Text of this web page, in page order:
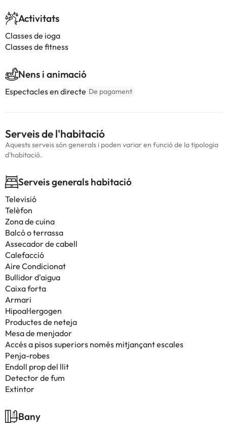
Activitats
Classes de ioga
Classes de fitness
Nens i animació
Espectacles en directe De pagament
Serveis de l'habitació
Aquests serveis són generals i poden variar en funció de la tipologia
d'habitació.
Serveis generals habitació
Televisió
Telèfon
Zona de cuina
Balcó o terrassa
Assecador de cabell
Calefacció
Aire Condicionat
Bullidor d'aigua
Caixa forta
Armari
Hipoal·lergogen
Productes de neteja
Mesa de menjador
Accés a pisos superiors només mitjançant escales
Penja-robes
Endoll prop del llit
Detector de fum
Extintor
Bany